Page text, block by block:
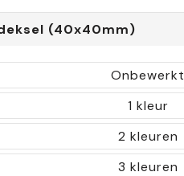
(40x40mm)
Onbewerkt
1
2
3